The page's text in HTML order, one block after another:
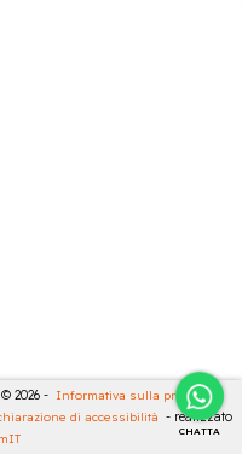
CHATTA
© 2026 - Informativa sulla privacy -
di accessibilità - realizzato